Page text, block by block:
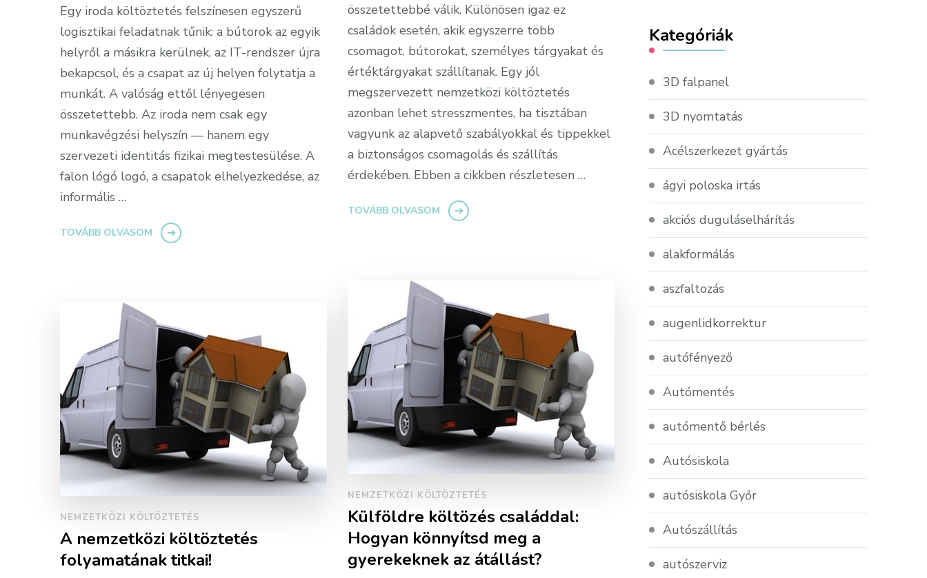
Egy iroda költöztetés felszínesen egyszerű
logisztikai feladatnak tűnik: a bútorok az egyik
helyről a másikra kerülnek, az IT-rendszer újra
bekapcsol, és a csapat az új helyen folytatja a
munkát. A valóság ettől lényegesen
összetettebb. Az iroda nem csak egy
munkavégzési helyszín — hanem egy
szervezeti identitás fizikai megtestesülése. A
falon lógó logó, a csapatok elhelyezkedése, az
informális …
TOVÁBB OLVASOM
összetettebbé válik. Különösen igaz ez
családok esetén, akik egyszerre több
csomagot, bútorokat, személyes tárgyakat és
értéktárgyakat szállítanak. Egy jól
megszervezett nemzetközi költöztetés
azonban lehet stresszmentes, ha tisztában
vagyunk az alapvető szabályokkal és tippekkel
a biztonságos csomagolás és szállítás
érdekében. Ebben a cikkben részletesen …
TOVÁBB OLVASOM
NEMZETKÖZI KÖLTÖZTETÉS
Külföldre költözés családdal:
Hogyan könnyítsd meg a
gyerekeknek az átállást?
NEMZETKÖZI KÖLTÖZTETÉS
A nemzetközi költöztetés
folyamatának titkai!
Kategóriák
3D falpanel
3D nyomtatás
Acélszerkezet gyártás
ágyi poloska irtás
akciós duguláselhárítás
alakformálás
aszfaltozás
augenlidkorrektur
autófényező
Autómentés
autómentő bérlés
Autósiskola
autósiskola Győr
Autószállítás
autószerviz